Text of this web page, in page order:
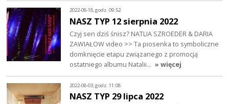
2022-08-18, godz. 09:52
NASZ TYP 12 sierpnia 2022
Czyj sen dziś śnisz? NATLIA SZROEDER & DARIA
ZAWIAŁOW video >> Ta piosenka to symboliczne
domknięcie etapu związanego z promocją
ostatniego albumu Natalii… » więcej
2022-08-03, godz. 11:08
NASZ TYP 29 lipca 2022